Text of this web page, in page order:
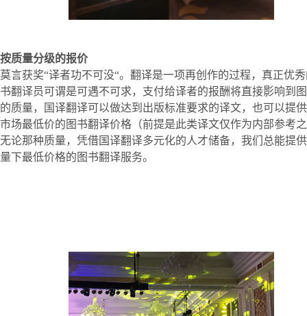
按质量分级的报价
莫言获奖“译者功不可没“。翻译是一项再创作的过程，真正优
书翻译员可谓是可遇不可求，支付给译者的报酬将直接影响到
的质量，国译翻译可以做达到出版标准要求的译文，也可以提
市场最低价的图书翻译价格（前提是此类译文仅作为内部参考
无论那种质量，凭借国译翻译多元化的人才储备，我们总能提
量下最低价格的图书翻译服务。